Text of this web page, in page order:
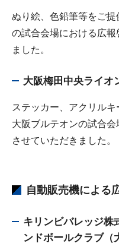
ぬり絵、色鉛筆等をご
の試合会場における広
ました。
大阪梅田中央ライオ
ステッカー、アクリルキ
大阪ブルテオンの試合
させていただきました。
自動販売機による
キリンビバレッジ株
ンドボールクラブ（